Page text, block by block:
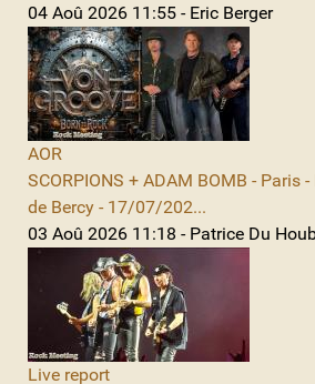
04 Aoû 2026 11:55 - Eric Berger
AOR
SCORPIONS + ADAM BOMB - Paris
de Bercy - 17/07/202...
03 Aoû 2026 11:18 - Patrice Du
Live report